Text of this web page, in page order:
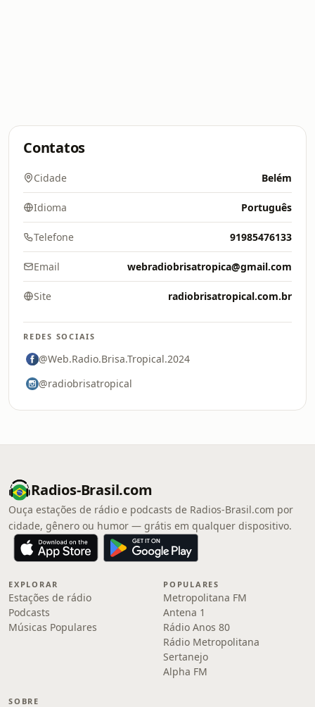
Contatos
Cidade Belém
Idioma Português
Telefone 91985476133
Email webradiobrisatropica@gmail.com
Site radiobrisatropical.com.br
REDES SOCIAIS
@Web.Radio.Brisa.Tropical.2024
@radiobrisatropical
Radios-Brasil.com
Ouça estações de rádio e podcasts de Radios-Brasil.com por
cidade, gênero ou humor — grátis em qualquer dispositivo.
EXPLORAR
Estações de rádio
Podcasts
Músicas Populares
POPULARES
Metropolitana FM
Antena 1
Rádio Anos 80
Rádio Metropolitana
Sertanejo
Alpha FM
SOBRE